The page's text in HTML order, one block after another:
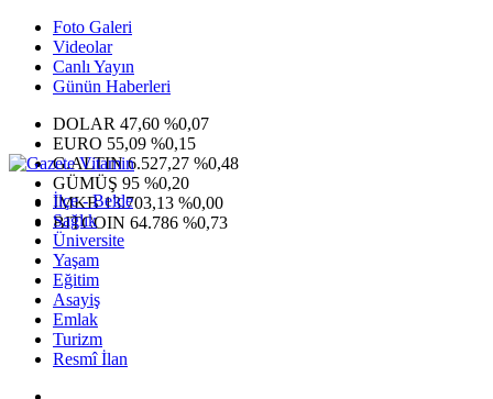
Foto Galeri
Videolar
Canlı Yayın
Günün Haberleri
DOLAR 47,60 %0,07
EURO 55,09 %0,15
G.ALTIN6.527,27 %0,48
GÜMÜŞ 95 %0,20
IMKB13.703,13 %0,00
BITCOIN 64.786 %0,73
İlçe - Belde
Sağlık
Üniversite
Yaşam
Eğitim
Asayiş
Emlak
Turizm
Resmî İlan